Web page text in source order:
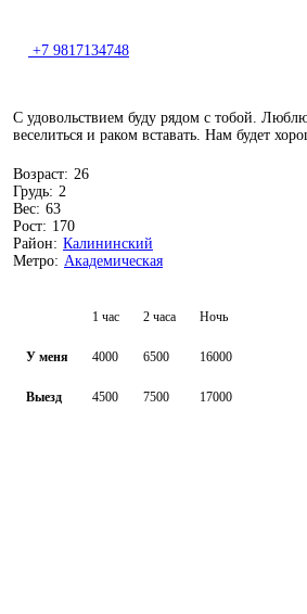
+7 9817134748
С удовольствием буду рядом с тобой. Люблю
веселиться и раком вставать. Нам будет
Возраст: 26
Грудь: 2
Вес: 63
Рост: 170
Район: Калининский
Метро: Академическая
1 час 2 часа Ночь
У меня 4000 6500 16000
Выезд 4500 7500 17000